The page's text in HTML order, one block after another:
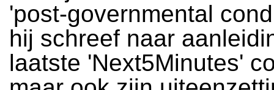
'post-governmental
hij schreef naar
laatste 'Next5Minutes'